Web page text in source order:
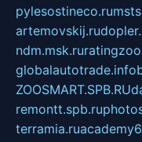
pylesostineco.ru
artemovskij.ru
ndm.msk.ru
globalautotrade.info
ZOOSMART.SPB.RU
remontt.spb.ru
terramia.ru